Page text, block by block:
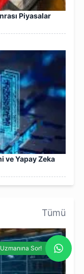
Piyasalar
ve Yapay Zeka
Tümü
Sor!